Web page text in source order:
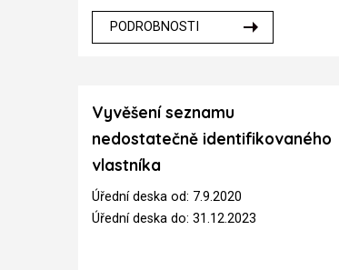
PODROBNOSTI
Vyvěšení seznamu
nedostatečně identifikovaného
vlastníka
Úřední deska od: 7.9.2020
Úřední deska do: 31.12.2023